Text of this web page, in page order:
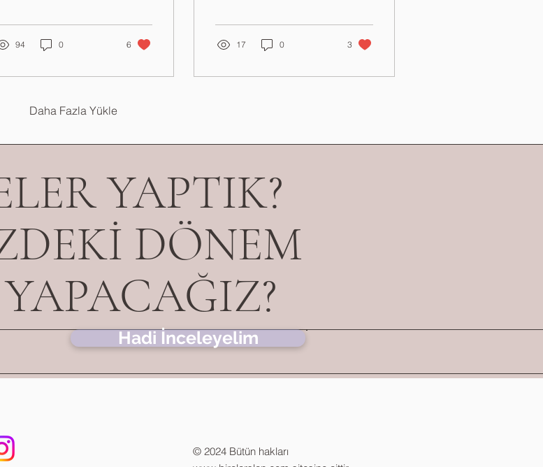
94 0 6
feryada, bir...
17 0 3
Daha Fazla Yükle
YAPTIK?
DÖNEM
Hadi İnceleyelim
© 2024 Bütün hakları